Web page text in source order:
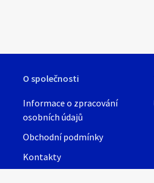
O společnosti
Informace o zpracování
osobních údajů
Obchodní podmínky
Kontakty